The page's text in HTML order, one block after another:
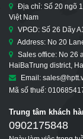
Địa chỉ: Số 20 ngõ
Việt Nam
VPGD: Số 26 Dãy
Address: No 20
Sales office: No 26
HaiBaTrung district,
Email:
Mã số thuế:
Trung tâm khách
0902175848